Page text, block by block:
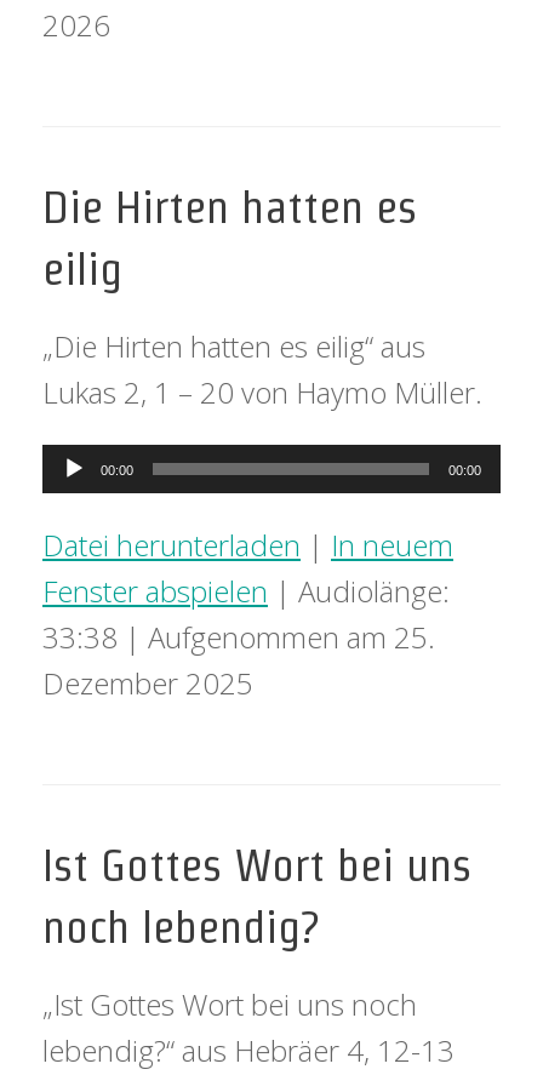
2026
Die Hirten hatten es
eilig
„Die Hirten hatten es eilig“ aus
Lukas 2, 1 – 20 von Haymo Müller.
Audio-
00:00 00:00
Datei herunterladen | In neuem
Fenster abspielen | Audiolänge:
33:38 | Aufgenommen am 25.
Dezember 2025
Ist Gottes Wort bei uns
noch lebendig?
„Ist Gottes Wort bei uns noch
lebendig?“ aus Hebräer 4, 12-13